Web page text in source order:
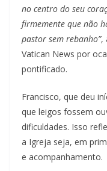
no centro do seu
firmemente que não
pastor sem rebanho”,
Vatican News por
pontificado.
Francisco, que deu
que leigos fossem
dificuldades. Isso
a Igreja seja, em
e acompanhamento.